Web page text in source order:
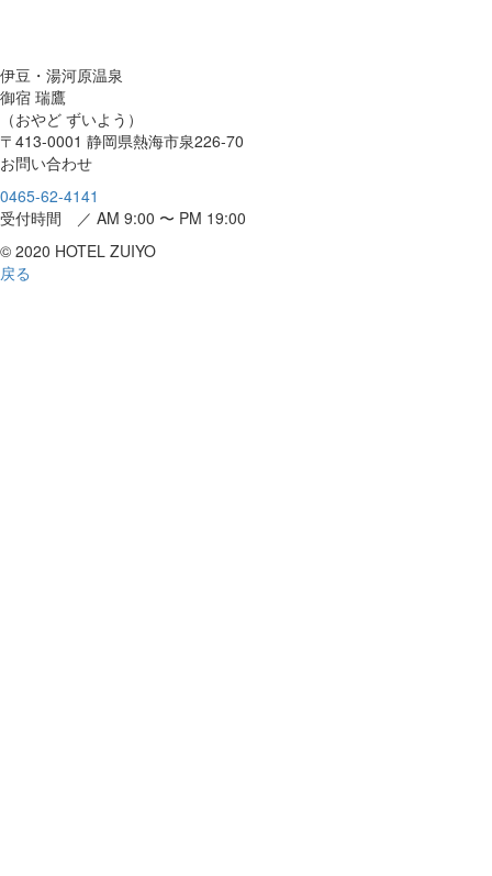
伊豆・湯河原温泉
御宿 瑞鷹
（おやど ずいよう）
〒413-0001 静岡県熱海市泉226-70
お問い合わせ
0465-62-4141
受付時間 ／ AM 9:00 〜 PM 19:00
© 2020 HOTEL ZUIYO
戻る